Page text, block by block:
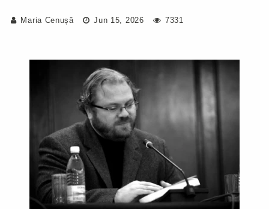
Maria Cenușă Jun 15, 2026 7331